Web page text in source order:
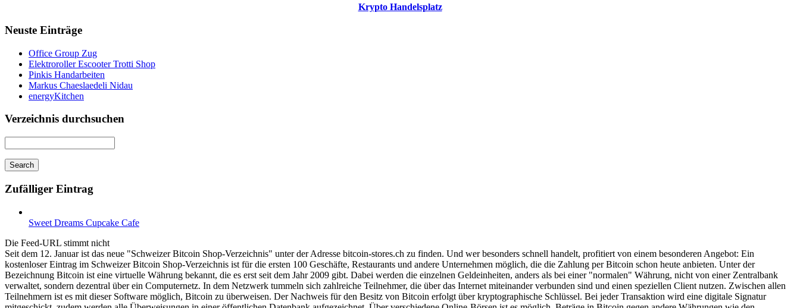
Krypto Handelsplatz
Neuste Einträge
Office Group Zug
Elektroroller Escooter Trotti Shop
Pinkis Handarbeiten
Markus Chaeslaedeli Nidau
energyKitchen
Verzeichnis durchsuchen
Zufälliger Eintrag
Sweet Dreams Cupcake Cafe
Die Feed-URL stimmt nicht
Seit dem 12. Januar ist das neue "Schweizer Bitcoin Shop-Verzeichnis" unter der Adresse bitcoin-stores.ch zu finden. Und wer besonders schnell handelt, profitiert von einem besonderen Angebot: Ein
kostenloser Eintrag im Schweizer Bitcoin Shop-Verzeichnis ist für die ersten 100 Geschäfte, Restaurants und andere Unternehmen möglich, die die Zahlung per Bitcoin schon heute anbieten. Unter der
Bezeichnung Bitcoin ist eine virtuelle Währung bekannt, die es erst seit dem Jahr 2009 gibt. Dabei werden die einzelnen Geldeinheiten, anders als bei einer "normalen" Währung, nicht von einer Zentralbank
verwaltet, sondern dezentral über ein Computernetz. In dem Netzwerk tummeln sich zahlreiche Teilnehmer, die über das Internet miteinander verbunden sind und einen speziellen Client nutzen. Zwischen allen
Teilnehmern ist es mit dieser Software möglich, Bitcoin zu überweisen. Der Nachweis für den Besitz von Bitcoin erfolgt über kryptographische Schlüssel. Bei jeder Transaktion wird eine digitale Signatur